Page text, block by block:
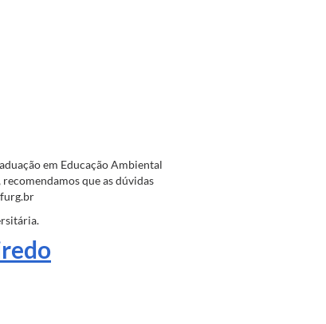
em Educação Ambiental
que as dúvidas